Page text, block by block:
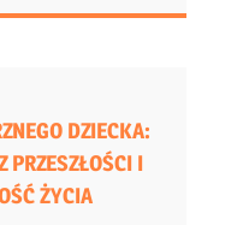
DZIECKA:
PRZESZŁOŚCI I
ŻYCIA